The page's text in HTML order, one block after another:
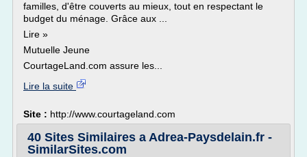
familles, d'être couverts au mieux, tout en respectant le
budget du ménage. Grâce aux ...
Lire »
Mutuelle Jeune
CourtageLand.com assure les...
Lire la suite
Site : http://www.courtageland.com
40 Sites Similaires a Adrea-Paysdelain.fr -
SimilarSites.com